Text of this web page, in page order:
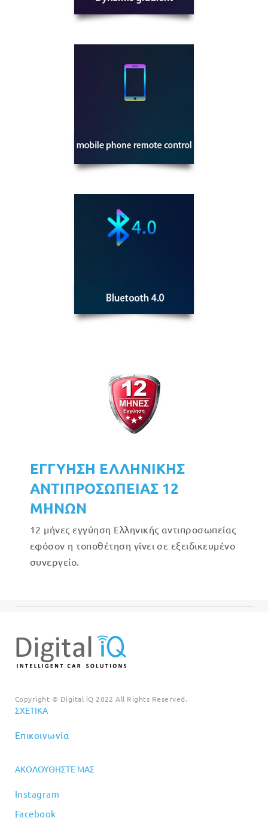
ΕΓΓΥΗΣΗ ΕΛΛΗΝΙΚΗΣ
ΑΝΤΙΠΡΟΣΩΠΕΙΑΣ 12
ΜΗΝΩΝ
12 μήνες εγγύηση Ελληνικής αντιπροσωπείας
εφόσον η τοποθέτηση γίνει σε εξειδικευμένο
συνεργείο.
Copyright © Digital iQ 2022 All Rights Reserved.
ΣΧΕΤΙΚΆ
Επικοινωνία
ΑΚΟΛΟΥΘΉΣΤΕ ΜΑΣ
Instagram
Facebook